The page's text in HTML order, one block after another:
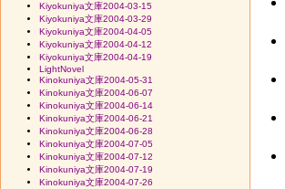
Kiyokuniya文庫2004-03-15
Kiyokuniya文庫2004-03-29
Kiyokuniya文庫2004-04-05
Kiyokuniya文庫2004-04-12
Kiyokuniya文庫2004-04-19
LightNovel
Kinokuniya文庫2004-05-31
Kinokuniya文庫2004-06-07
Kinokuniya文庫2004-06-14
Kinokuniya文庫2004-06-21
Kinokuniya文庫2004-06-28
Kinokuniya文庫2004-07-05
Kinokuniya文庫2004-07-12
Kinokuniya文庫2004-07-19
Kinokuniya文庫2004-07-26